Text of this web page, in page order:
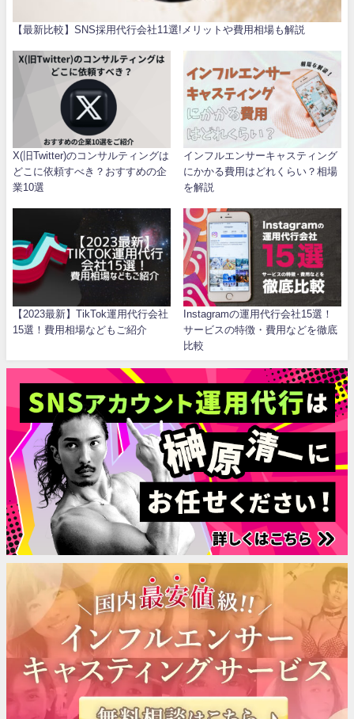
【最新比較】SNS採用代行会社11選!メリットや費用相場も解説
X(旧Twitter)のコンサルティングは
どこに依頼すべき？おすすめの企
業10選
インフルエンサーキャスティング
にかかる費用はどれくらい？相場
を解説
【2023最新】TikTok運用代行会社
15選！費用相場などもご紹介
Instagramの運用代行会社15選！
サービスの特徴・費用などを徹底
比較